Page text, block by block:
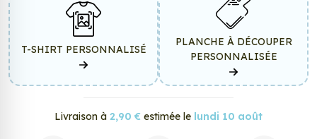
T-SHIRT PERSONNALISÉ
PLANCHE À DÉCOUPER
PERSONNALISÉE
Livraison à 2,90 € estimée le lundi 10 août